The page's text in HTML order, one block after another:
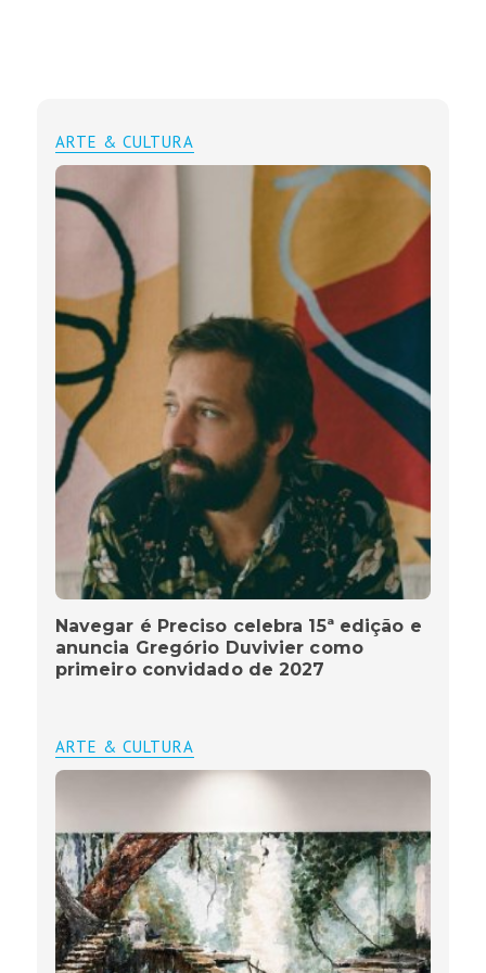
ARTE & CULTURA
Navegar é Preciso celebra 15ª edição e
anuncia Gregório Duvivier como
primeiro convidado de 2027
ARTE & CULTURA